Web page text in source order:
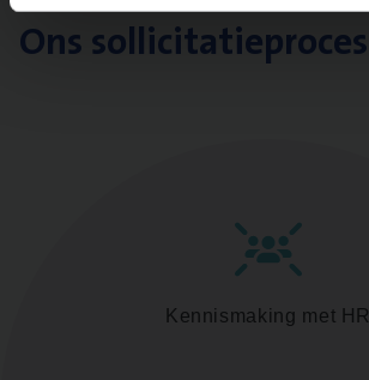
Ons sollicitatieproces
Kennismaking met HR